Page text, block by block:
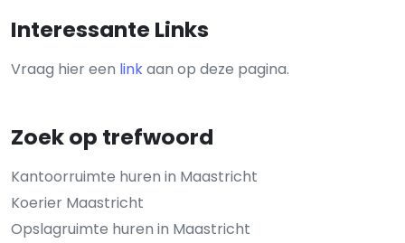
Interessante Links
Vraag hier een linkaan op deze pagina.
Zoek op trefwoord
Kantoorruimte huren in Maastricht
Koerier Maastricht
Opslagruimte huren in Maastricht